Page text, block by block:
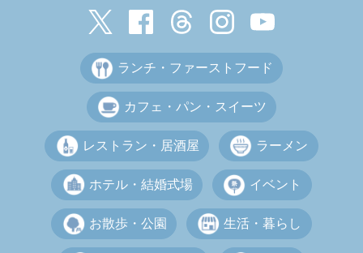
ランチ・ファーストフード
カフェ・パン・スイーツ
レストラン・居酒屋 ラーメン
ホテル・結婚式場 イベント
お散歩・公園 生活・暮らし